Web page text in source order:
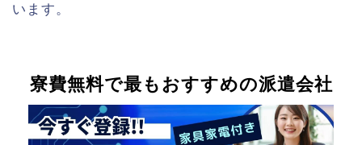
います。
寮費無料で最もおすすめの派遣会社